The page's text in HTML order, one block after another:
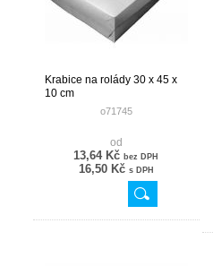
Krabice na rolády 30 x 45 x
10 cm
o71745
od
13,64 Kč bez DPH
16,50 Kč s DPH